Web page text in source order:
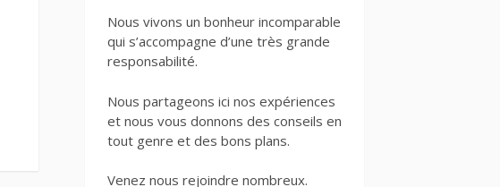
Nous vivons un bonheur incomparable
qui s’accompagne d’une très grande
responsabilité.
Nous partageons ici nos expériences
et nous vous donnons des conseils en
tout genre et des bons plans.
Venez nous rejoindre nombreux.